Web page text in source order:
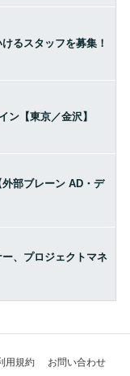
るスタッフを募集！
ン【東京／金沢】
部ブレーン AD・デ
、プロジェクトマネ
用規約 お問い合わせ